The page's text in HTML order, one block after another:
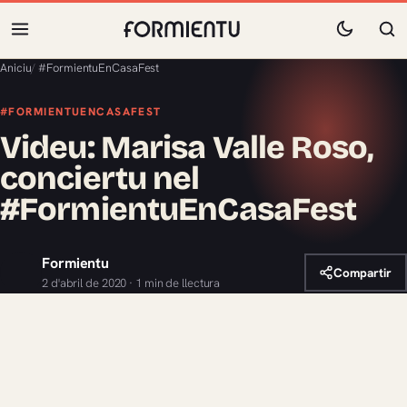
Aniciu/ #FormientuEnCasaFest
#FORMIENTUENCASAFEST
Videu: Marisa Valle Roso,
conciertu nel
#FormientuEnCasaFest
Formientu
2 d'abril de 2020 · 1 min de llectura
Compartir